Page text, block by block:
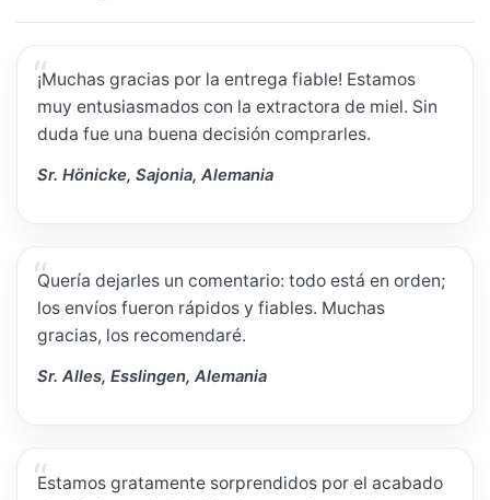
¡Muchas gracias por la entrega fiable! Estamos
muy entusiasmados con la extractora de miel. Sin
duda fue una buena decisión comprarles.
Sr. Hönicke, Sajonia, Alemania
Quería dejarles un comentario: todo está en orden;
los envíos fueron rápidos y fiables. Muchas
gracias, los recomendaré.
Sr. Alles, Esslingen, Alemania
Estamos gratamente sorprendidos por el acabado